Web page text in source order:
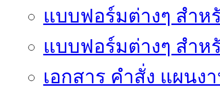
แบบฟอร์มต่างๆ สำห
แบบฟอร์มต่างๆ สำห
เอกสาร คำสั่ง แผนง